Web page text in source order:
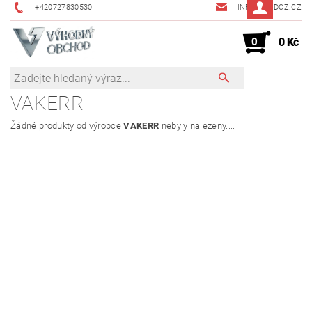
+420727830530 INFO@JMDCZ.CZ
0 0 Kč
VAKERR
Žádné produkty od výrobceVAKERR nebyly nalezeny....